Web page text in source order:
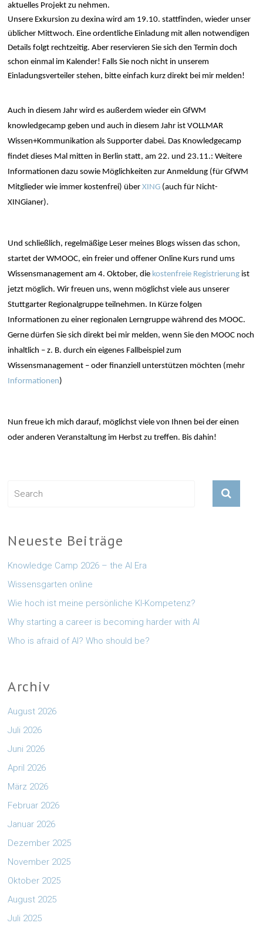
aktuelles Projekt zu nehmen.
Unsere Exkursion zu dexina wird am 19.10. stattfinden, wieder unser
üblicher Mittwoch. Eine ordentliche Einladung mit allen notwendigen
Details folgt rechtzeitig. Aber reservieren Sie sich den Termin doch
schon einmal im Kalender! Falls Sie noch nicht in unserem
Einladungsverteiler stehen, bitte einfach kurz direkt bei mir melden!
Auch in diesem Jahr wird es außerdem wieder ein GfWM
knowledgecamp geben und auch in diesem Jahr ist VOLLMAR
Wissen+Kommunikation als Supporter dabei. Das Knowledgecamp
findet dieses Mal mitten in Berlin statt, am 22. und 23.11.: Weitere
Informationen dazu sowie Möglichkeiten zur Anmeldung (für GfWM
Mitglieder wie immer kostenfrei) überXING (auch für Nicht-
XINGianer).
Und schließlich, regelmäßige Leser meines Blogs wissen das schon,
startet der WMOOC, ein freier und offener Online Kurs rund ums
Wissensmanagement am 4. Oktober, die kostenfreie Registrierung ist
jetzt möglich.Wir freuen uns, wenn möglichst viele aus unserer
Stuttgarter Regionalgruppe teilnehmen. In Kürze folgen
Informationen zu einer regionalen Lerngruppe während des MOOC.
Gerne dürfen Sie sich direkt bei mir melden, wenn Sie den MOOC noch
inhaltlich – z. B. durch ein eigenes Fallbeispiel zum
Wissensmanagement – oder finanziell unterstützen möchten (mehr
Informationen)
Nun freue ich mich darauf, möglichst viele von Ihnen bei der einen
oder anderen Veranstaltung im Herbst zu treffen. Bis dahin!
Neueste Beiträge
Knowledge Camp 2026 – the AI Era
Wissensgarten online
Wie hoch ist meine persönliche KI-Kompetenz?
Why starting a career is becoming harder with AI
Who is afraid of AI? Who should be?
Archiv
August 2026
Juli 2026
Juni 2026
April 2026
März 2026
Februar 2026
Januar 2026
Dezember 2025
November 2025
Oktober 2025
August 2025
Juli 2025